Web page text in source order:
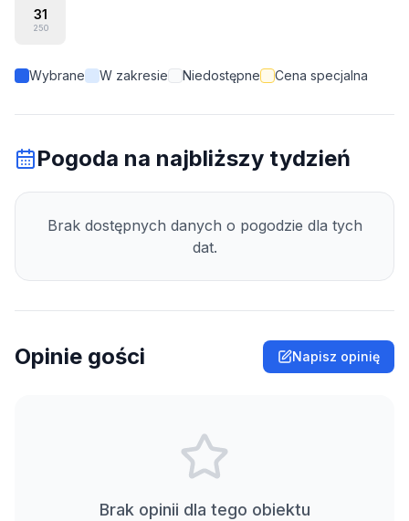
31
250
Wybrane W zakresie Niedostępne Cena specjalna
Pogoda na najbliższy tydzień
Brak dostępnych danych o pogodzie dla tych
dat.
Opinie gości Napisz opinię
Brak opinii dla tego obiektu